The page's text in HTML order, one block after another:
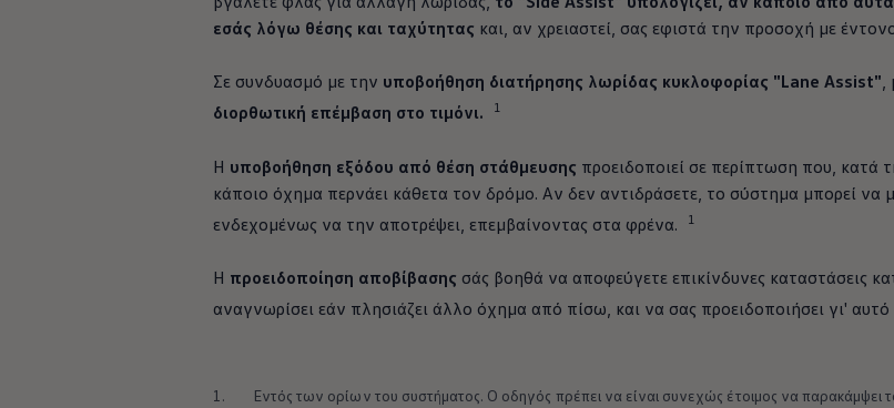
Ανακύκλωση & Επιστροφή
Ανακλήσεις ασφαλείας και Τεχνικά μέτρα
Eνημερώσεις λογισμικού
Digital Manual - Ψηφιακό εγχειρίδιο
XTL diesel fuel
Υπηρεσίες Volkswagen Click@Service
Pick Up & Delivery
Φροντίδα Clean Plus
Επαγγελματικά Οχήματα Volkswagen
Συντήρηση & Επισκευή Επαγγελματικών Οχημάτων Volkswagen
Εγγύηση Επαγγελματικών Volkswagen
Εγγύηση Volkswagen
Volkswagen JOY
εσάς λόγω θέσης και ταχύτητας και, αν χρειαστεί, σας εφιστά την προσοχή με
Σε συνδυασμό με την υποβοήθηση διατήρησης λωρίδας κυκλοφορίας "Lane Assist",
διορθωτική επέμβαση στο τιμόνι.
1
Η υποβοήθηση εξόδου από θέση στάθμευσης προειδοποιεί σε περίπτωση που, κατά
κάποιο όχημα περνάει κάθετα τον δρόμο. Αν δεν αντιδράσετε, το σύστημα μπορεί να
ενδεχομένως να την αποτρέψει, επεμβαίνοντας στα φρένα.
1
Η προειδοποίηση αποβίβασης σάς βοηθά να αποφεύγετε επικίνδυνες καταστάσεις
αναγνωρίσει εάν πλησιάζει άλλο όχημα από πίσω, και να σας προειδοποιήσει γι'
1.
Εντός των ορίων του συστήματος. Ο οδηγός πρέπει να είναι συνεχώς έτοιμος να